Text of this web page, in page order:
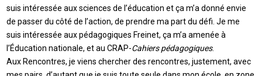
suis intéressée aux sciences de l’éducation et ça m’a donné envie
de passer du côté de l’action, de prendre ma part du défi. Je me
suis intéressée aux pédagogiques Freinet, ça m’a amenée à
l’Éducation nationale, et au CRAP-Cahiers pédagogiques.
Aux Rencontres, je viens chercher des rencontres, justement, avec